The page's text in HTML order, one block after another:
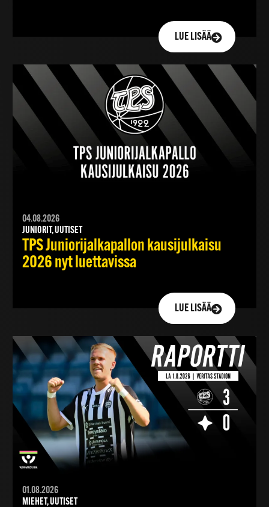
LUE LISÄÄ
04.08.2026
JUNIORIT, UUTISET
TPS Juniorijalkapallon kausijulkaisu
2026 nyt luettavissa
LUE LISÄÄ
01.08.2026
MIEHET, UUTISET